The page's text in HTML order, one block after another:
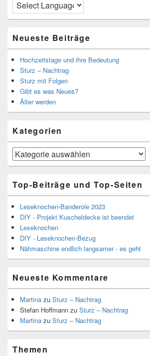
Neueste Beiträge
Hochzeitstage und ihre Bedeutung
Sturz – Nachtrag
Sturz mit Folgen
Gibt es was Neues?
Älter werden
Kategorien
Kategorien
Top-Beiträge und Top-Seiten
Leseknochen-Banderole 2023
DIY - Projekt Kuscheldecke ist beendet
Leseknochen
DIY - Leseknochen-Bezug
Nähmaschine endlich langsamer - es geht
Neueste Kommentare
Martina zu Sturz – Nachtrag
Stefan Hoffmann zu Sturz – Nachtrag
Martina zu Sturz – Nachtrag
Themen